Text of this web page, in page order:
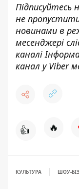
Підписуйтесь
не
новинами в
месенджері
каналі
канал у Viber
👍 🔥
КУЛЬТУРА ШОУ-